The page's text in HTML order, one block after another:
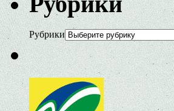
Рубрики